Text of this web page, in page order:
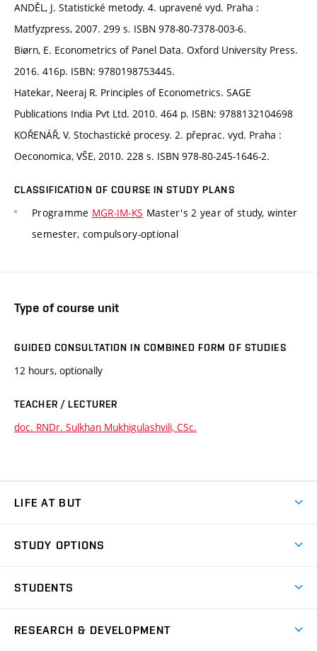
ANDĚL, J. Statistické metody. 4. upravené vyd. Praha :
Matfyzpress, 2007. 299 s. ISBN 978-80-7378-003-6.
Biørn, E. Econometrics of Panel Data. Oxford University Press.
2016. 416p. ISBN: 9780198753445.
Hatekar, Neeraj R. Principles of Econometrics. SAGE
Publications India Pvt Ltd. 2010. 464 p. ISBN: 9788132104698
KOŘENÁŘ, V. Stochastické procesy. 2. přeprac. vyd. Praha :
Oeconomica, VŠE, 2010. 228 s. ISBN 978-80-245-1646-2.
CLASSIFICATION OF COURSE IN STUDY PLANS
Programme MGR-IM-KS Master's 2 year of study, winter
semester, compulsory-optional
Type of course unit
GUIDED CONSULTATION IN COMBINED FORM OF STUDIES
12 hours, optionally
TEACHER / LECTURER
doc. RNDr. Sulkhan Mukhigulashvili, CSc.
LIFE AT BUT
Dormitories
Sport
STUDY OPTIONS
Degree studies in English
STUDENTS
RESEARCH & DEVELOPMENT